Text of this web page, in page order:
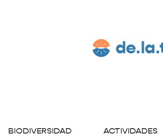
BIODIVERSIDAD ACTIVIDADES